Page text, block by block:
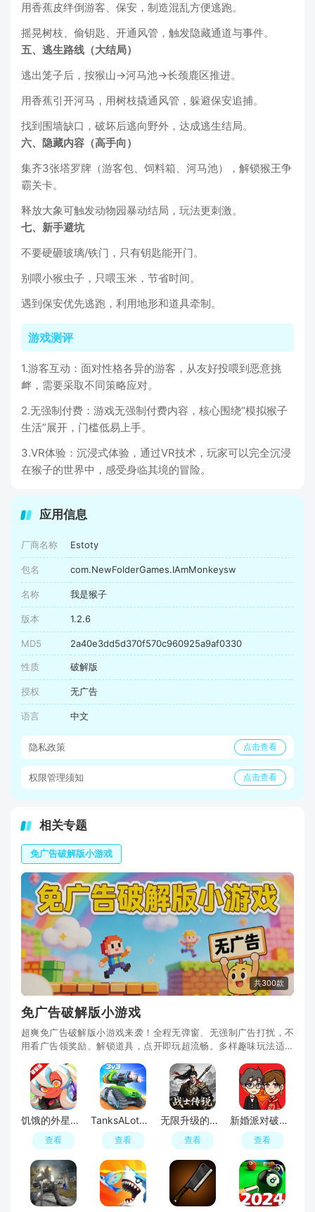
用香蕉皮绊倒游客、保安，制造混乱方便逃跑。
摇晃树枝、偷钥匙、开通风管，触发隐藏通道与事件。
五、逃生路线（大结局）
逃出笼子后，按猴山→河马池→长颈鹿区推进。
用香蕉引开河马，用树枝撬通风管，躲避保安追捕。
找到围墙缺口，破坏后逃向野外，达成逃生结局。
六、隐藏内容（高手向）
集齐3张塔罗牌（游客包、饲料箱、河马池），解锁猴王争
霸关卡。
释放大象可触发动物园暴动结局，玩法更刺激。
七、新手避坑
不要硬砸玻璃/铁门，只有钥匙能开门。
别喂小猴虫子，只喂玉米，节省时间。
遇到保安优先逃跑，利用地形和道具牵制。
游戏测评
1.游客互动：面对性格各异的游客，从友好投喂到恶意挑
衅，需要采取不同策略应对。
2.无强制付费：游戏无强制付费内容，核心围绕“模拟猴子
生活”展开，门槛低易上手。
3.VR体验：沉浸式体验，通过VR技术，玩家可以完全沉浸
在猴子的世界中，感受身临其境的冒险。
应用信息
厂商名称 Estoty
包名 com.NewFolderGames.IAmMonkeysw
名称 我是猴子
版本 1.2.6
MD5 2a40e3dd5d370f570c960925a9af0330
性质 破解版
授权 无广告
语言 中文
隐私政策 点击查看
权限管理须知 点击查看
相关专题
免广告破解版小游戏
共300款
免广告破解版小游戏
超爽免广告破解版小游戏来袭！全程无弹窗、无强制广告打扰，不
用看广告领奖励、解锁道具，点开即玩超流畅。多样趣味玩法适配
饥饿的外星人内置菜单破解版
查看
TanksALot坦克战争免广告破解版
查看
无限升级的战士传说2免广告破解版
查看
新婚派对破解版无限金砖
查看